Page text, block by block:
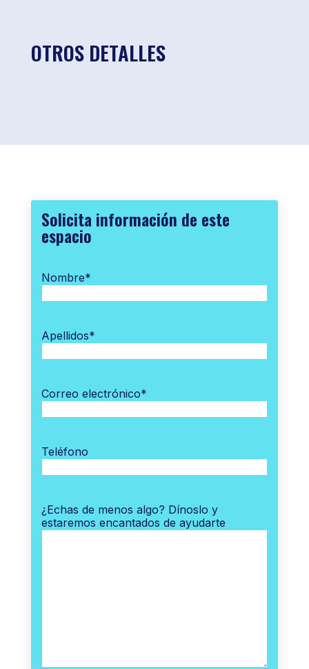
OTROS DETALLES
Solicita información de este
espacio
Nombre*
Apellidos*
Correo electrónico*
Teléfono
¿Echas de menos algo? Dínoslo y
estaremos encantados de ayudarte